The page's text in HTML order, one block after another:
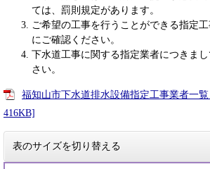
ては、罰則規定があります。
ご希望の工事を行うことができる指定
にご確認ください。
下水道工事に関する指定業者につきま
さい。
福知山市下水道排水設備指定工事業者一
416KB]
表のサイズを切り替える